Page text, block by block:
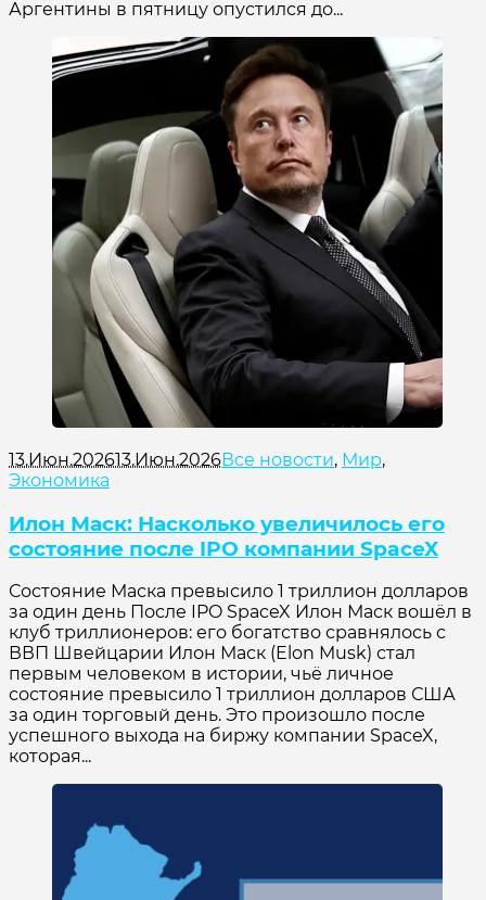
Аргентины в пятницу опустился до...
13.Июн.202613.Июн.2026Все новости, Мир,
Экономика
Илон Маск: Насколько увеличилось его
состояние после IPO компании SpaceX
Состояние Маска превысило 1 триллион долларов
за один день После IPO SpaceX Илон Маск вошёл в
клуб триллионеров: его богатство сравнялось с
ВВП Швейцарии Илон Маск (Elon Musk) стал
первым человеком в истории, чьё личное
состояние превысило 1 триллион долларов США
за один торговый день. Это произошло после
успешного выхода на биржу компании SpaceX,
которая...